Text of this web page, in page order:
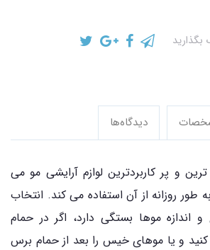
دیدگاه‌ها
و پر کاربردترین لوازم آرایشی مو می
روزانه از آن استفاده می کند. انتخاب
موها بستگی دارد، اگر در حمام
کنید و یا موهای خیس را بعد از حمام برس